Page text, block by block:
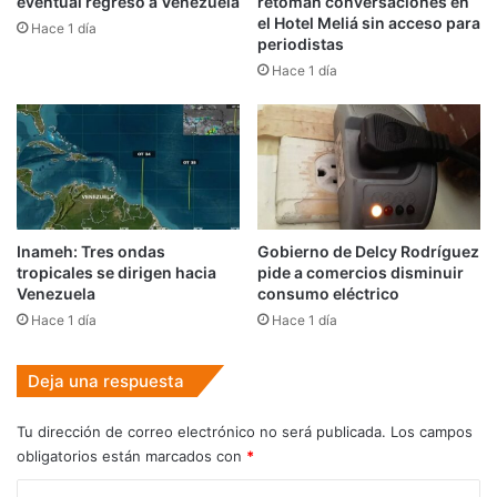
Hace 1 día
el Hotel Meliá sin acceso para
periodistas
Hace 1 día
Inameh: Tres ondas
tropicales se dirigen hacia
Venezuela
Hace 1 día
Gobierno de Delcy Rodríguez
pide a comercios disminuir
consumo eléctrico
Hace 1 día
Deja una respuesta
Tu dirección de correo electrónico no será publicada. Los campos
obligatorios están marcados con *